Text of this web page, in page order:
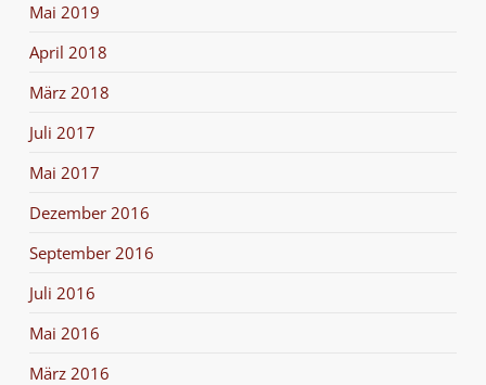
Mai 2019
April 2018
März 2018
Juli 2017
Mai 2017
Dezember 2016
September 2016
Juli 2016
Mai 2016
März 2016